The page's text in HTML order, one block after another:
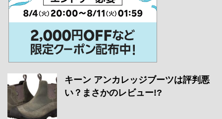
キーン アンカレッジブーツは評判悪
い？まさかのレビュー!?